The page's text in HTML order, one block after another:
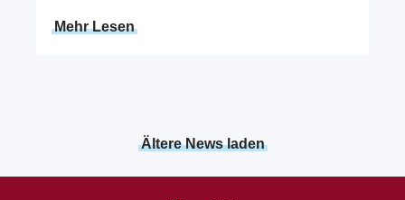
Mehr Lesen
Ältere News laden